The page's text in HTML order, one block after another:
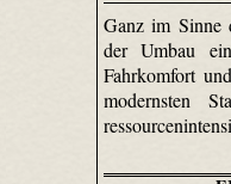
Ganz im Sinne
der Umbau
Fahrkomfort
modernsten